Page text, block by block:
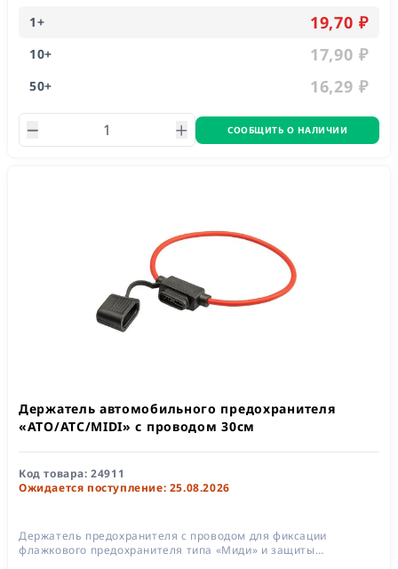
1+ 19,70 ₽
10+ 17,90 ₽
50+ 16,29 ₽
СООБЩИТЬ О НАЛИЧИИ
Держатель автомобильного предохранителя
«ATO/ATC/MIDI» с проводом 30см
Код товара:24911
Ожидается поступление: 25.08.2026
Держатель предохранителя с проводом для фиксации
флажкового предохранителя типа «Миди» и защиты